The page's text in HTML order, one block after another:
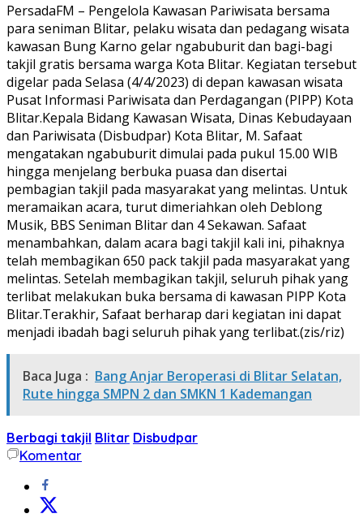
PersadaFM – Pengelola Kawasan Pariwisata bersama
para seniman Blitar, pelaku wisata dan pedagang wisata
kawasan Bung Karno gelar ngabuburit dan bagi-bagi
takjil gratis bersama warga Kota Blitar. Kegiatan tersebut
digelar pada Selasa (4/4/2023) di depan kawasan wisata
Pusat Informasi Pariwisata dan Perdagangan (PIPP) Kota
Blitar.Kepala Bidang Kawasan Wisata, Dinas Kebudayaan
dan Pariwisata (Disbudpar) Kota Blitar, M. Safaat
mengatakan ngabuburit dimulai pada pukul 15.00 WIB
hingga menjelang berbuka puasa dan disertai
pembagian takjil pada masyarakat yang melintas. Untuk
meramaikan acara, turut dimeriahkan oleh Deblong
Musik, BBS Seniman Blitar dan 4 Sekawan. Safaat
menambahkan, dalam acara bagi takjil kali ini, pihaknya
telah membagikan 650 pack takjil pada masyarakat yang
melintas. Setelah membagikan takjil, seluruh pihak yang
terlibat melakukan buka bersama di kawasan PIPP Kota
Blitar.Terakhir, Safaat berharap dari kegiatan ini dapat
menjadi ibadah bagi seluruh pihak yang terlibat.(zis/riz)
Baca Juga : Bang Anjar Beroperasi di Blitar Selatan,
Rute hingga SMPN 2 dan SMKN 1 Kademangan
Berbagi takjil Blitar Disbudpar
Komentar